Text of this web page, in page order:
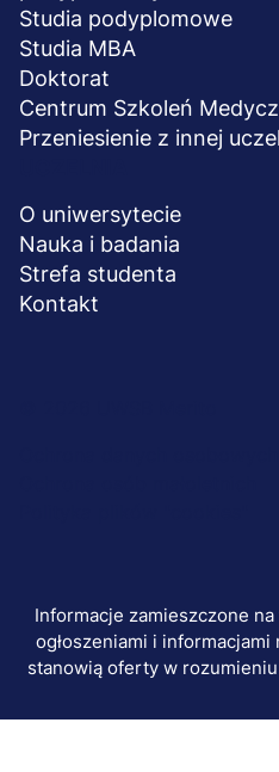
Studia podyplomowe
Studia MBA
Doktorat
Centrum Szkoleń
Przeniesienie z innej
O uniwersytecie
Nauka i badania
Strefa studenta
Kontakt
Informacje zamieszczone
ogłoszeniami i
stanowią oferty w